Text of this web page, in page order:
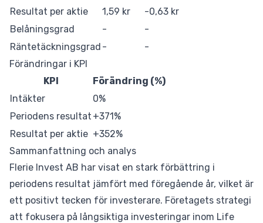
Resultat per aktie
1,59 kr
-0,63 kr
Belåningsgrad
-
-
Räntetäckningsgrad -
-
Förändringar i KPI
KPI
Förändring (%)
Intäkter
0%
Periodens resultat +371%
Resultat per aktie +352%
Sammanfattning och analys
Flerie Invest AB har visat en stark förbättring i
periodens resultat jämfört med föregående år, vilket är
ett positivt tecken för investerare. Företagets strategi
att fokusera på långsiktiga investeringar inom Life